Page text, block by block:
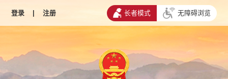
登录 | 注册 长者模式 无障碍浏览